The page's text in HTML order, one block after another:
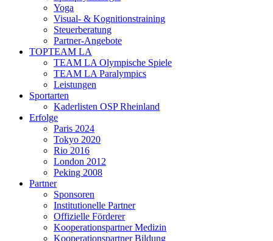
Yoga
Visual- & Kognitionstraining
Steuerberatung
Partner-Angebote
TOPTEAM LA
TEAM LA Olympische Spiele
TEAM LA Paralympics
Leistungen
Sportarten
Kaderlisten OSP Rheinland
Erfolge
Paris 2024
Tokyo 2020
Rio 2016
London 2012
Peking 2008
Partner
Sponsoren
Institutionelle Partner
Offizielle Förderer
Kooperationspartner Medizin
Kooperationspartner Bildung